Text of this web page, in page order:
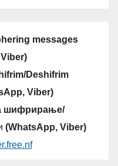
messages
Deshifrim
Viber)
шифрирање/
(WhatsApp, Viber)